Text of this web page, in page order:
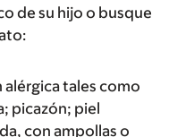
de su hijo o busque
alérgica tales como
picazón; piel
con ampollas o